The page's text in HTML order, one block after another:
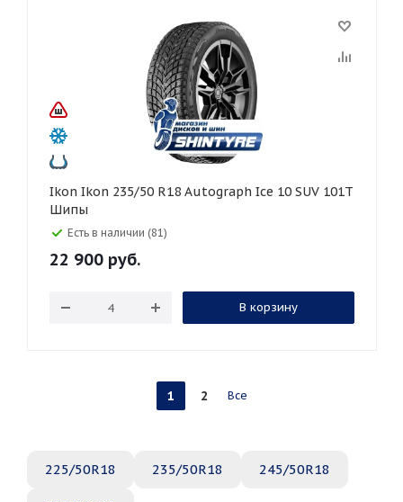
Ikon Ikon 235/50 R18 Autograph Ice 10 SUV 101T
Шипы
Есть в наличии (81)
22 900 руб.
В корзину
1 2 Все
225/50R18 235/50R18 245/50R18